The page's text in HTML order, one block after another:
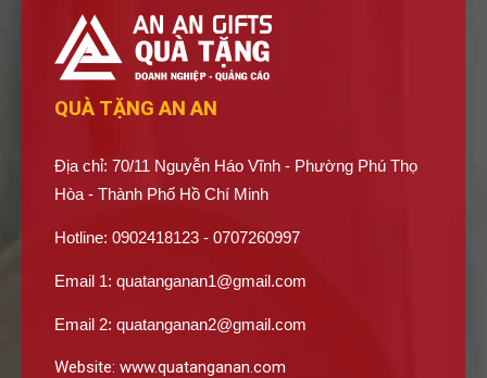
QUÀ TẶNG AN AN
Địa chỉ: 70/11 Nguyễn Háo Vĩnh - Phường Phú Thọ
Hòa - Thành Phố Hồ Chí Minh
Hotline: 0902418123 - 0707260997
Email 1: quatanganan1@gmail.com
Email 2: quatanganan2@gmail.com
Website: www.quatanganan.com